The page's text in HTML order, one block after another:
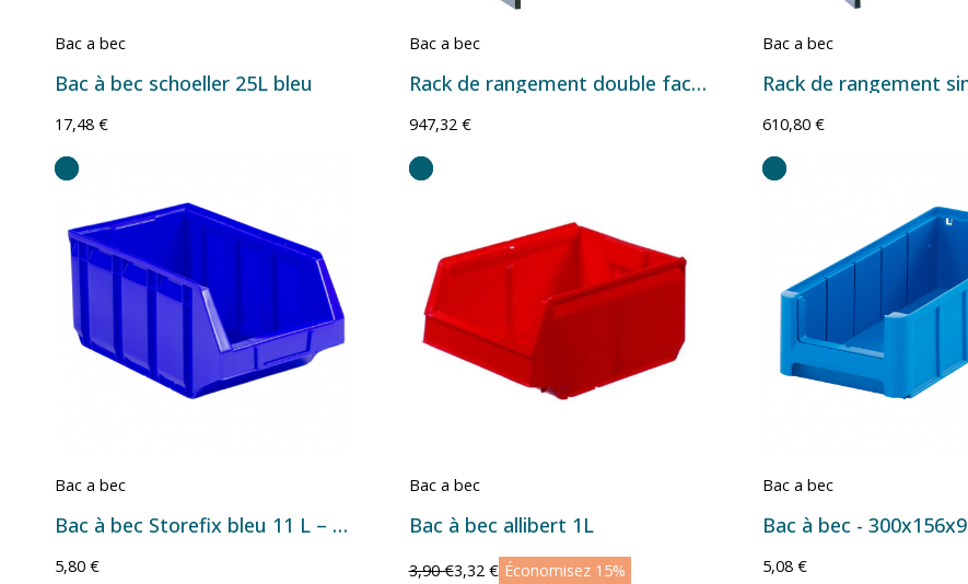
Bac a bec
Bac à bec schoeller 25L bleu
17,48 €
Bac a bec
Rack de rangement double face Série European avec bacs à bec – Plusieurs configurations
947,32 €
Bac a bec
610,80 €
Bac a bec
Bac à bec Storefix bleu 11 L – bac plastique de rangement professionnel
5,80 €
Bac a bec
Bac à bec allibert 1L
3,90 €3,32 € Économisez 15%
Bac a bec
5,08 €